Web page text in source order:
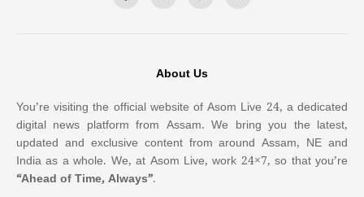
About Us
You’re visiting the official website of Asom Live 24, a dedicated
digital news platform from Assam. We bring you the latest,
updated and exclusive content from around Assam, NE and
India as a whole. We, at Asom Live, work 24×7, so that you’re
“Ahead of Time, Always”.